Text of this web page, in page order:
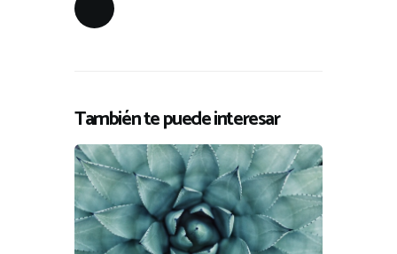
También te puede interesar